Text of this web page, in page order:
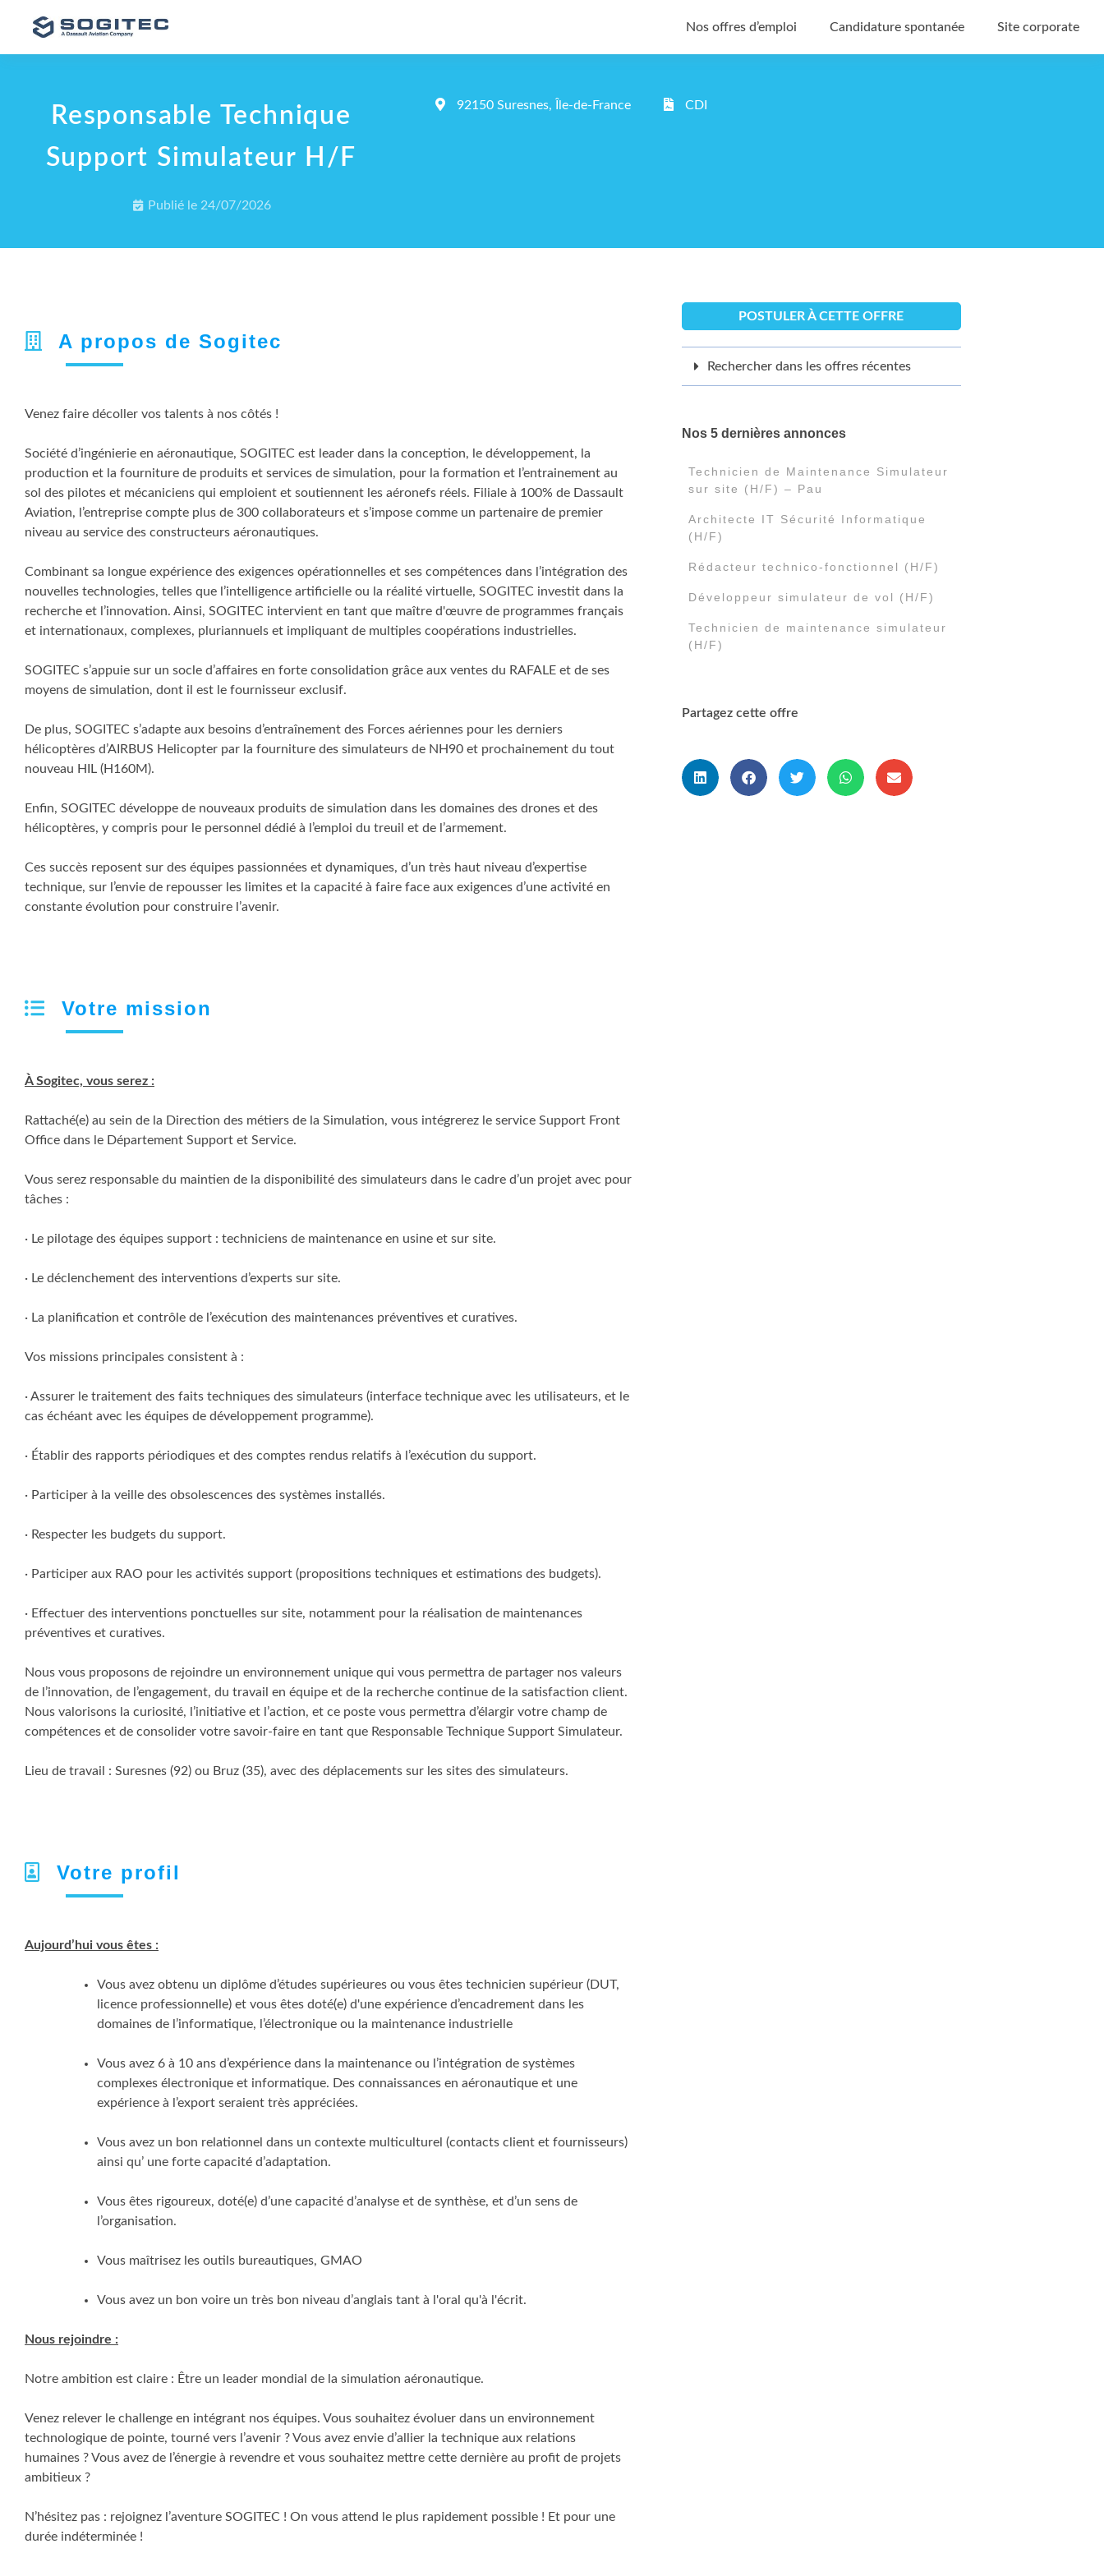
Nos offres d’emploi Candidature spontanée Site corporate
Responsable Technique
Support Simulateur H/F
Publié le 24/07/2026
92150 Suresnes, Île-de-France CDI
A propos de Sogitec
Venez faire décoller vos talents à nos côtés !
Société d’ingénierie en aéronautique, SOGITEC est leader dans la conception, le développement, la
production et la fourniture de produits et services de simulation, pour la formation et l’entrainement au
sol des pilotes et mécaniciens qui emploient et soutiennent les aéronefs réels. Filiale à 100% de Dassault
Aviation, l’entreprise compte plus de 300 collaborateurs et s’impose comme un partenaire de premier
niveau au service des constructeurs aéronautiques.
Combinant sa longue expérience des exigences opérationnelles et ses compétences dans l’intégration des
nouvelles technologies, telles que l’intelligence artificielle ou la réalité virtuelle, SOGITEC investit dans la
recherche et l’innovation. Ainsi, SOGITEC intervient en tant que maître d'œuvre de programmes français
et internationaux, complexes, pluriannuels et impliquant de multiples coopérations industrielles.
SOGITEC s’appuie sur un socle d’affaires en forte consolidation grâce aux ventes du RAFALE et de ses
moyens de simulation, dont il est le fournisseur exclusif.
De plus, SOGITEC s’adapte aux besoins d’entraînement des Forces aériennes pour les derniers
hélicoptères d’AIRBUS Helicopter par la fourniture des simulateurs de NH90 et prochainement du tout
nouveau HIL (H160M).
Enfin, SOGITEC développe de nouveaux produits de simulation dans les domaines des drones et des
hélicoptères, y compris pour le personnel dédié à l’emploi du treuil et de l’armement.
Ces succès reposent sur des équipes passionnées et dynamiques, d’un très haut niveau d’expertise
technique, sur l’envie de repousser les limites et la capacité à faire face aux exigences d’une activité en
constante évolution pour construire l’avenir.
Votre mission
À Sogitec, vous serez :
Rattaché(e) au sein de la Direction des métiers de la Simulation, vous intégrerez le service Support Front
Office dans le Département Support et Service.
Vous serez responsable du maintien de la disponibilité des simulateurs dans le cadre d’un projet avec pour
tâches :
· Le pilotage des équipes support : techniciens de maintenance en usine et sur site.
· Le déclenchement des interventions d’experts sur site.
· La planification et contrôle de l’exécution des maintenances préventives et curatives.
Vos missions principales consistent à :
· Assurer le traitement des faits techniques des simulateurs (interface technique avec les utilisateurs, et le
cas échéant avec les équipes de développement programme).
· Établir des rapports périodiques et des comptes rendus relatifs à l’exécution du support.
· Participer à la veille des obsolescences des systèmes installés.
· Respecter les budgets du support.
· Participer aux RAO pour les activités support (propositions techniques et estimations des budgets).
· Effectuer des interventions ponctuelles sur site, notamment pour la réalisation de maintenances
préventives et curatives.
Nous vous proposons de rejoindre un environnement unique qui vous permettra de partager nos valeurs
de l’innovation, de l’engagement, du travail en équipe et de la recherche continue de la satisfaction client.
Nous valorisons la curiosité, l’initiative et l’action, et ce poste vous permettra d’élargir votre champ de
compétences et de consolider votre savoir-faire en tant que Responsable Technique Support Simulateur.
Lieu de travail : Suresnes (92) ou Bruz (35), avec des déplacements sur les sites des simulateurs.
Votre profil
Aujourd’hui vous êtes :
Vous avez obtenu un diplôme d’études supérieures ou vous êtes technicien supérieur (DUT,
licence professionnelle) et vous êtes doté(e) d'une expérience d’encadrement dans les
domaines de l’informatique, l’électronique ou la maintenance industrielle
Vous avez 6 à 10 ans d’expérience dans la maintenance ou l’intégration de systèmes
complexes électronique et informatique. Des connaissances en aéronautique et une
expérience à l’export seraient très appréciées.
Vous avez un bon relationnel dans un contexte multiculturel (contacts client et fournisseurs)
ainsi qu’ une forte capacité d’adaptation.
Vous êtes rigoureux, doté(e) d’une capacité d’analyse et de synthèse, et d’un sens de
l’organisation.
Vous maîtrisez les outils bureautiques, GMAO
Vous avez un bon voire un très bon niveau d’anglais tant à l'oral qu'à l'écrit.
Nous rejoindre :
Notre ambition est claire : Être un leader mondial de la simulation aéronautique.
Venez relever le challenge en intégrant nos équipes. Vous souhaitez évoluer dans un environnement
technologique de pointe, tourné vers l’avenir ? Vous avez envie d’allier la technique aux relations
humaines ? Vous avez de l’énergie à revendre et vous souhaitez mettre cette dernière au profit de projets
ambitieux ?
N’hésitez pas : rejoignez l’aventure SOGITEC ! On vous attend le plus rapidement possible ! Et pour une
durée indéterminée !
POSTULER À CETTE OFFRE
Rechercher dans les offres récentes
Nos 5 dernières annonces
Technicien de Maintenance Simulateur
sur site (H/F) – Pau
Architecte IT Sécurité Informatique
(H/F)
Rédacteur technico-fonctionnel (H/F)
Développeur simulateur de vol (H/F)
Technicien de maintenance simulateur
(H/F)
Partagez cette offre